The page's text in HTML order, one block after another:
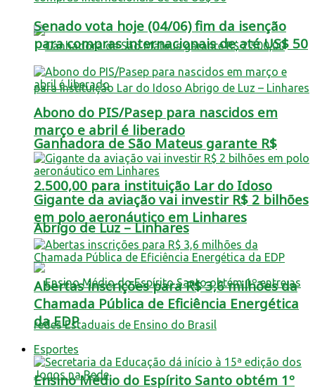
Ganhadora de São Mateus garante R$
2.500,00 para instituição Lar do Idoso
Abrigo de Luz – Linhares
Ensino Médio do Espírito Santo obtém 1º
Senado vota hoje (04/06) fim da isenção
para compras internacionais de até US$ 50
Abono do PIS/Pasep para nascidos em
março e abril é liberado
Gigante da aviação vai investir R$ 2 bilhões
em polo aeronáutico em Linhares
Abertas inscrições para R$ 3,6 milhões da
Chamada Pública de Eficiência Energética
da EDP
Esportes